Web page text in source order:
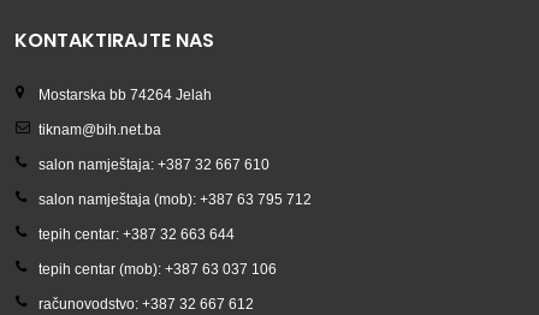
KONTAKTIRAJTE NAS
Mostarska bb 74264 Jelah
tiknam@bih.net.ba
salon namještaja: +387 32 667 610
salon namještaja (mob): +387 63 795 712
tepih centar: +387 32 663 644
tepih centar (mob): +387 63 037 106
računovodstvo: +387 32 667 612